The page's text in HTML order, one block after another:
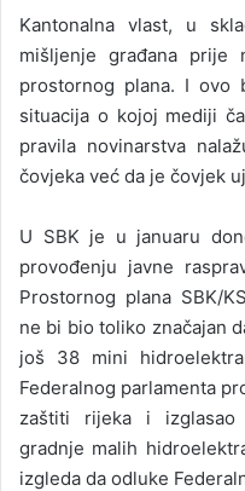
Kantonalna vlast, u
mišljenje građana prije
prostornog plana. I
situacija o kojoj mediji
pravila novinarstva
čovjeka već da je čovjek
U SBK je u januaru
provođenju javne
Prostornog plana SBK/
ne bi bio toliko značajan
još 38 mini
Federalnog parlamenta
zaštiti rijeka i izglasao
gradnje malih
izgleda da odluke